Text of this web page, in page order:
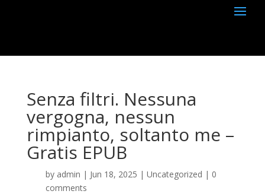
Senza filtri. Nessuna
vergogna, nessun
rimpianto, soltanto me –
Gratis EPUB
by admin | Jun 18, 2025 | Uncategorized | 0
comments